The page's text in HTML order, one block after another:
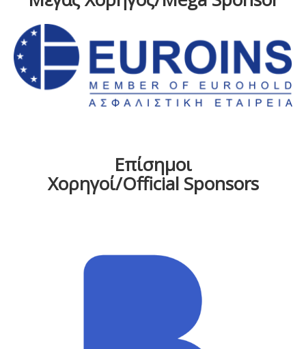
Επίσημοι
Χορηγοί/Official Sponsors